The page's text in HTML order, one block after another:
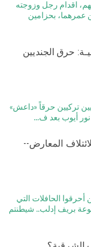
اقدام رجل وزوجته
عمرهما، بحزامين
حرق الجنديين
تركيين حرقاً «داعش»
أيوب بعد ف...
المعارض--
الحافلات التي
بريف إدلب.. شيطنتم